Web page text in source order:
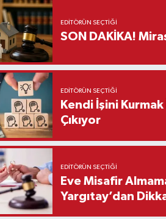
EDITÖRÜN SEÇTIĞI
SON
EDITÖRÜN SEÇTIĞI
Kendi İşini
Çıkıyor
EDITÖRÜN SEÇTIĞI
Eve Misafir
Yargıtay’dan